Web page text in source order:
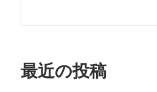
ョ
最近の投稿